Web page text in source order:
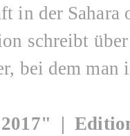
in der Sahara
schreibt
bei dem man
|